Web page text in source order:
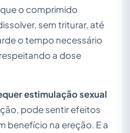
o comprimido
sem triturar, até
o tempo necessário
a dose
estimulação sexual
pode sentir efeitos
benefício na ereção. E a